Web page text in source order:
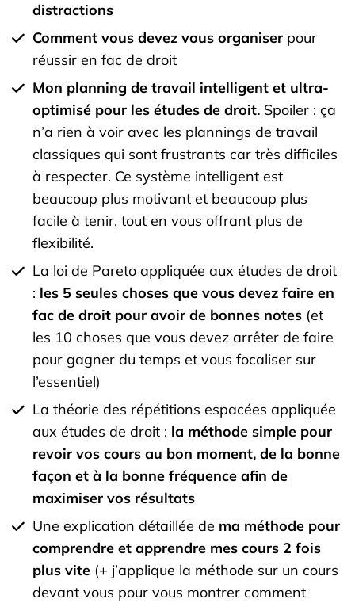
distractions
Comment vous devez vous organiser pour
réussir en fac de droit
Mon planning de travail intelligent et ultra-
optimisé pour les études de droit. Spoiler : ça
n’a rien à voir avec les plannings de travail
classiques qui sont frustrants car très difficiles
à respecter. Ce système intelligent est
beaucoup plus motivant et beaucoup plus
facile à tenir, tout en vous offrant plus de
flexibilité.
La loi de Pareto appliquée aux études de droit
: les 5 seules choses que vous devez faire en
fac de droit pour avoir de bonnes notes (et
les 10 choses que vous devez arrêter de faire
pour gagner du temps et vous focaliser sur
l’essentiel)
La théorie des répétitions espacées appliquée
aux études de droit : la méthode simple pour
revoir vos cours au bon moment, de la bonne
façon et à la bonne fréquence afin de
maximiser vos résultats
Une explication détaillée de ma méthode pour
comprendre et apprendre mes cours 2 fois
plus vite (+ j’applique la méthode sur un cours
devant vous pour vous montrer comment